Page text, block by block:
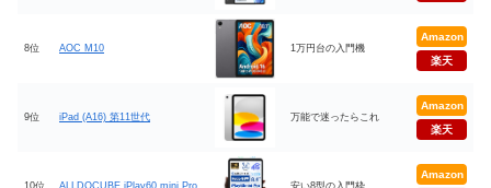
8位 AOC M10 1万円台の入門機
Amazon
楽天
9位 iPad (A16) 第11世代 万能で迷ったらこれ
Amazon
楽天
Amazon